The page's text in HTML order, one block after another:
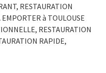
RESTAURATION
à TOULOUSE
RESTAURATION
RAPIDE,